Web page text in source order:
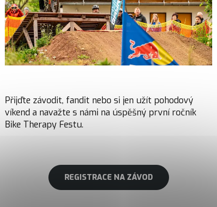
Přijďte závodit, fandit nebo si jen užít pohodový
víkend a navažte s námi na úspěšný první ročník
Bike Therapy Festu.
REGISTRACE NA ZÁVOD